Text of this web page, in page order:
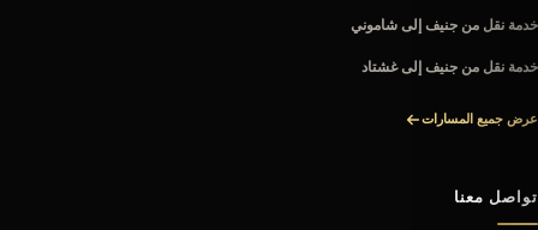
خدمة نقل من جنيف إلى شاموني
خدمة نقل من جنيف إلى غشتاد
عرض جميع المسارات
تواصل معنا